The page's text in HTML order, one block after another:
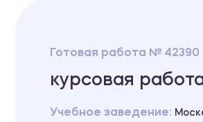
Готовая работа № 42390
курсовая
Учебное заведение: